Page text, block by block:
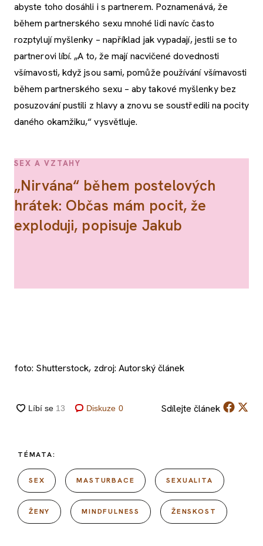
abyste toho dosáhli i s partnerem. Poznamenává, že
během partnerského sexu mnohé lidi navíc často
rozptylují myšlenky – například jak vypadají, jestli se to
partnerovi líbí. „A to, že mají nacvičené dovednosti
všímavosti, když jsou sami, pomůže používání všímavosti
během partnerského sexu – aby takové myšlenky bez
posuzování pustili z hlavy a znovu se soustředili na pocity
daného okamžiku,“ vysvětluje.
SEX A VZTAHY
„Nirvána“ během postelových
hrátek: Občas mám pocit, že
exploduji, popisuje Jakub
foto: Shutterstock, zdroj: Autorský článek
Diskuze 0 Sdílejte článek
TÉMATA:
SEX MASTURBACE SEXUALITA
ŽENY MINDFULNESS ŽENSKOST